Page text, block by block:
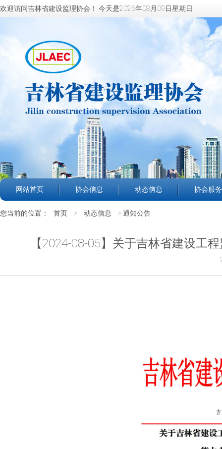
欢迎访问吉林省建设监理协会！ 今天是2026年08月09日星期日
网站首页 协会信息 动态信息 协会服务
您当前的位置： 首页 > 动态信息 > 通知公告
【2024-08-05】关于吉林省建设工